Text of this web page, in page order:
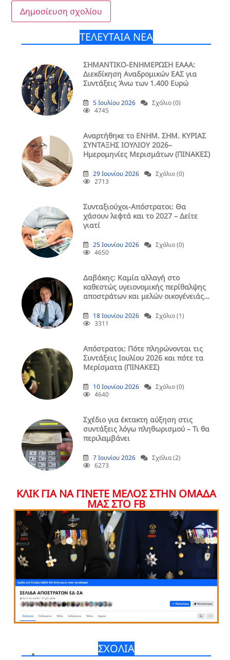
ΤΕΛΕΥΤΑΙΑ ΝΕΑ
ΣΗΜΑΝΤΙΚΟ-ΕΝΗΜΕΡΩΣΗ ΕΑΑΑ:
Διεκδίκηση Αναδρομικών ΕΑΣ για
Συντάξεις Άνω των 1.400 Ευρώ
5 Ιουλίου 2026
Σχόλιο (0)
4745
Aναρτήθηκε το ENHM. ΣΗΜ. ΚΥΡΙΑΣ
ΣΥΝΤΑΞΗΣ ΙΟΥΛΙΟΥ 2026–
Ημερομηνίες Μερισμάτων (ΠΙΝΑΚΕΣ)
29 Ιουνίου 2026
Σχόλιο (0)
2713
Συνταξιούχοι-Απόστρατοι: Θα
χάσουν λεφτά και το 2027 – Δείτε
γιατί
25 Ιουνίου 2026
Σχόλιο (0)
4650
Δαβάκης: Καμία αλλαγή στο
καθεστώς υγειονομικής περίθαλψης
αποστράτων και μελών οικογένειάς
18 Ιουνίου 2026
Σχόλιο (1)
3311
Aπόστρατοι: Πότε πληρώνονται τις
Συντάξεις Ιουλίου 2026 και πότε τα
Μερίσματα (ΠΙΝΑΚΕΣ)
10 Ιουνίου 2026
Σχόλιο (0)
4640
Σχέδιο για έκτακτη αύξηση στις
συντάξεις λόγω πληθωρισμού – Τι θα
περιλαμβάνει
7 Ιουνίου 2026
Σχόλια (2)
6273
ΚΛΙΚ ΓΙΑ ΝΑ ΓΙΝΕΤΕ ΜΕΛΟΣ ΣΤΗΝ ΟΜΑΔΑ
ΜΑΣ ΣΤΟ FB
ΣΧΟΛΙΑ